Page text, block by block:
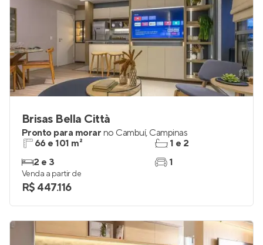
Brisas Bella Città
Pronto para morar no Cambuí, Campinas
66 e 101 m²
2 e 3
1 e 2
1
Venda a partir de
R$ 447.116